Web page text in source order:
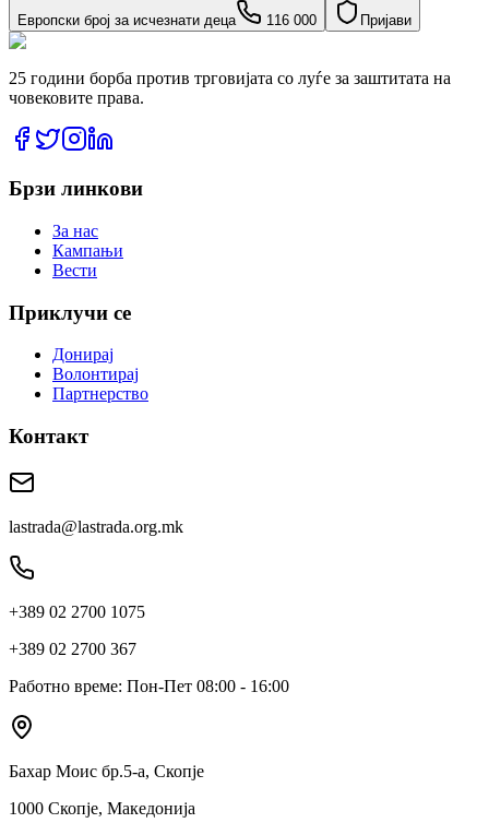
Европски број за исчезнати деца 116 000 Пријави
25 години борба против трговијата со луѓе за заштитата на
човековите права.
Брзи линкови
За нас
Кампањи
Вести
Приклучи се
Донирај
Волонтирај
Партнерство
Контакт
lastrada@lastrada.org.mk
+389 02 2700 1075
+389 02 2700 367
Работно време: Пон-Пет 08:00 - 16:00
Бахар Моис бр.5-а, Скопје
1000 Скопје, Македонија